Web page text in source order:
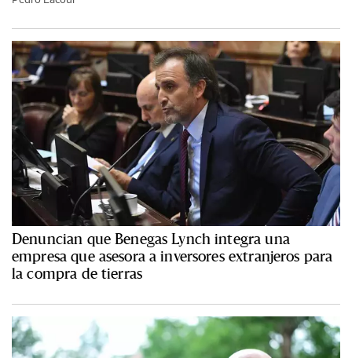
Denuncian que Benegas Lynch integra una
empresa que asesora a inversores extranjeros para
la compra de tierras